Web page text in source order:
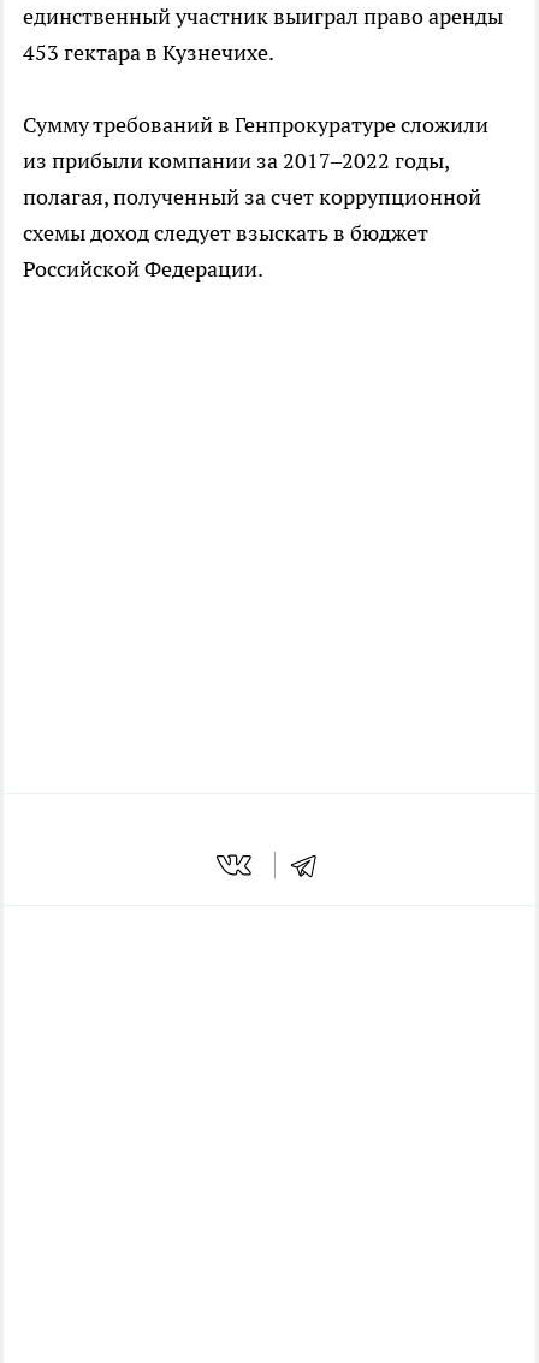
единственный участник выиграл право аренды
453 гектара в Кузнечихе.
Сумму требований в Генпрокуратуре сложили
из прибыли компании за 2017–2022 годы,
полагая, полученный за счет коррупционной
схемы доход следует взыскать в бюджет
Российской Федерации.